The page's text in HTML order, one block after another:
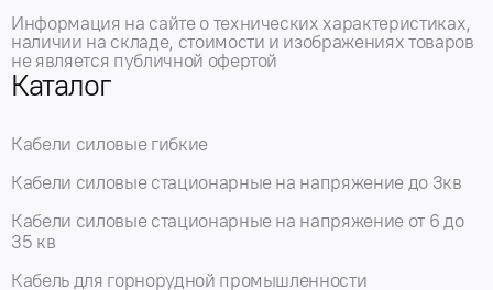
Информация на сайте о технических характеристиках,
наличии на складе, стоимости и изображениях товаров
не является публичной офертой
Каталог
Кабели силовые гибкие
Кабели силовые стационарные на напряжение до 3кв
Кабели силовые стационарные на напряжение от 6 до
35 кв
Кабель для горнорудной промышленности